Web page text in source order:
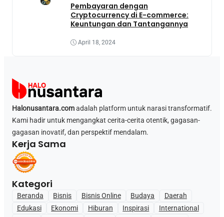
Pembayaran dengan
Cryptocurrency di E-commerce:
Keuntungan dan Tantangannya
April 18, 2024
Halonusantara.comadalah platform untuk narasi transformatif.
Kami hadir untuk mengangkat cerita-cerita otentik, gagasan-
gagasan inovatif, dan perspektif mendalam.
Kerja Sama
Kategori
Beranda Bisnis Bisnis Online Budaya
Daerah
Edukasi
Ekonomi Hiburan Inspirasi
International